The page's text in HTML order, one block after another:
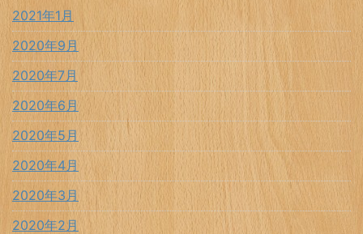
2021年1月
2020年9月
2020年7月
2020年6月
2020年5月
2020年4月
2020年3月
2020年2月